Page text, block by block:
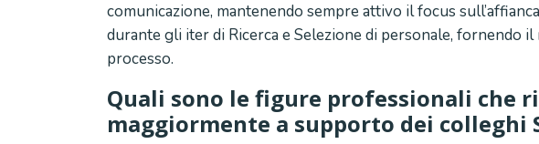
comunicazione, mantenendo sempre attivo il focus
durante gli iter di Ricerca e Selezione di personale, fornendo
processo.
Quali sono le figure professionali che
maggiormente a supporto dei colleghi